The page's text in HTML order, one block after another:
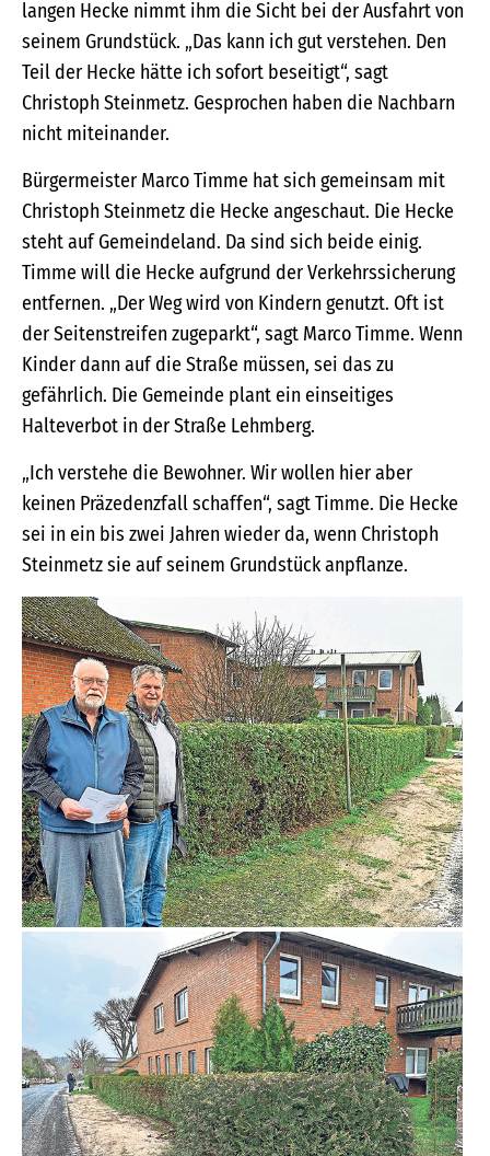
langen Hecke nimmt ihm die Sicht bei der Ausfahrt von
seinem Grundstück. „Das kann ich gut verstehen. Den
Teil der Hecke hätte ich sofort beseitigt“, sagt
Christoph Steinmetz. Gesprochen haben die Nachbarn
nicht miteinander.
Bürgermeister Marco Timme hat sich gemeinsam mit
Christoph Steinmetz die Hecke angeschaut. Die Hecke
steht auf Gemeindeland. Da sind sich beide einig.
Timme will die Hecke aufgrund der Verkehrssicherung
entfernen. „Der Weg wird von Kindern genutzt. Oft ist
der Seitenstreifen zugeparkt“, sagt Marco Timme. Wenn
Kinder dann auf die Straße müssen, sei das zu
gefährlich. Die Gemeinde plant ein einseitiges
Halteverbot in der Straße Lehmberg.
„Ich verstehe die Bewohner. Wir wollen hier aber
keinen Präzedenzfall schaffen“, sagt Timme. Die Hecke
sei in ein bis zwei Jahren wieder da, wenn Christoph
Steinmetz sie auf seinem Grundstück anpflanze.